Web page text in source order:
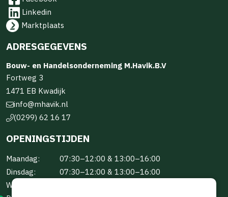
Linkedin
Marktplaats
ADRESGEGEVENS
Bouw- en Handelsonderneming M.Havik.B.V
Fortweg 3
1471 EB Kwadijk
info@mhavik.nl
(0299) 62 16 17
OPENINGSTIJDEN
Maandag:
07:30–12:00 & 13:00–16:00
Dinsdag:
07:30–12:00 & 13:00–16:00
Woensdag: